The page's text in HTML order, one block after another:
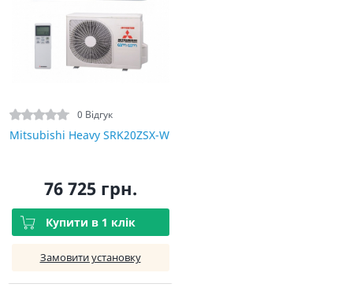
0 Відгук
Mitsubishi Heavy SRK20ZSX-W
76 725 грн.
Купити в 1 клік
Замовити установку